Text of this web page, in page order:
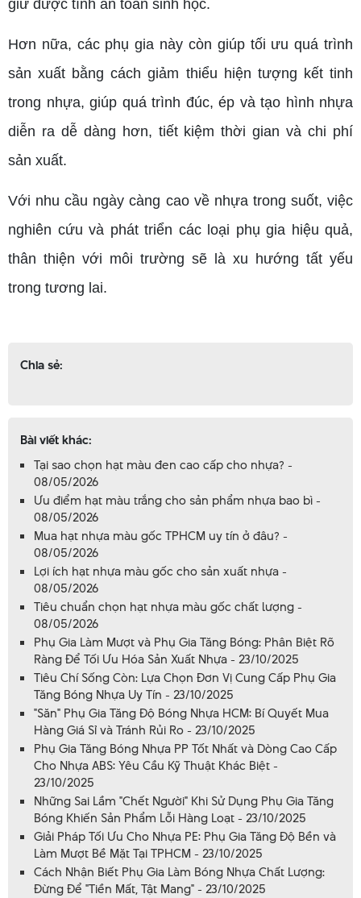
giữ được tính an toàn sinh học.
Hơn nữa, các phụ gia này còn giúp tối ưu quá trình
sản xuất bằng cách giảm thiểu hiện tượng kết tinh
trong nhựa, giúp quá trình đúc, ép và tạo hình nhựa
diễn ra dễ dàng hơn, tiết kiệm thời gian và chi phí
sản xuất.
Với nhu cầu ngày càng cao về nhựa trong suốt, việc
nghiên cứu và phát triển các loại phụ gia hiệu quả,
thân thiện với môi trường sẽ là xu hướng tất yếu
trong tương lai.
Chia sẻ:
Bài viết khác:
Tại sao chọn hạt màu đen cao cấp cho nhựa? -
08/05/2026
Ưu điểm hạt màu trắng cho sản phẩm nhựa bao bì -
08/05/2026
Mua hạt nhựa màu gốc TPHCM uy tín ở đâu? -
08/05/2026
Lợi ích hạt nhựa màu gốc cho sản xuất nhựa -
08/05/2026
Tiêu chuẩn chọn hạt nhựa màu gốc chất lượng -
08/05/2026
Phụ Gia Làm Mượt và Phụ Gia Tăng Bóng: Phân Biệt Rõ
Ràng Để Tối Ưu Hóa Sản Xuất Nhựa - 23/10/2025
Tiêu Chí Sống Còn: Lựa Chọn Đơn Vị Cung Cấp Phụ Gia
Tăng Bóng Nhựa Uy Tín - 23/10/2025
"Săn" Phụ Gia Tăng Độ Bóng Nhựa HCM: Bí Quyết Mua
Hàng Giá Sỉ và Tránh Rủi Ro - 23/10/2025
Phụ Gia Tăng Bóng Nhựa PP Tốt Nhất và Dòng Cao Cấp
Cho Nhựa ABS: Yêu Cầu Kỹ Thuật Khác Biệt -
23/10/2025
Những Sai Lầm "Chết Người" Khi Sử Dụng Phụ Gia Tăng
Bóng Khiến Sản Phẩm Lỗi Hàng Loạt - 23/10/2025
Giải Pháp Tối Ưu Cho Nhựa PE: Phụ Gia Tăng Độ Bền và
Làm Mượt Bề Mặt Tại TPHCM - 23/10/2025
Cách Nhận Biết Phụ Gia Làm Bóng Nhựa Chất Lượng:
Đừng Để "Tiền Mất, Tật Mang" - 23/10/2025